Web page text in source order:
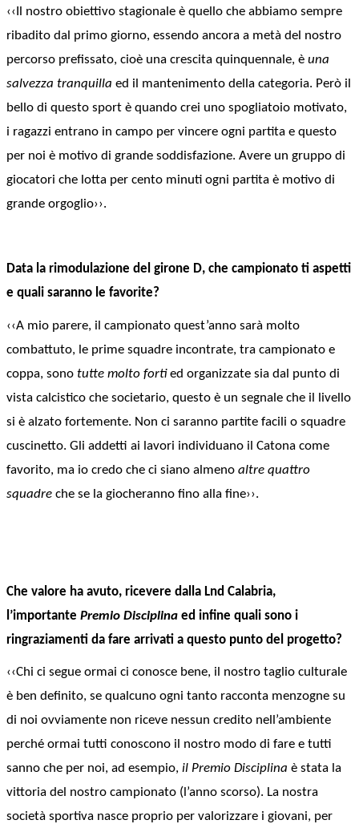
‹‹Il nostro obiettivo stagionale è quello che abbiamo sempre
ribadito dal primo giorno, essendo ancora a metà del nostro
percorso prefissato, cioè una crescita quinquennale, è una
salvezza tranquilla ed il mantenimento della categoria. Però il
bello di questo sport è quando crei uno spogliatoio motivato,
i ragazzi entrano in campo per vincere ogni partita e questo
per noi è motivo di grande soddisfazione. Avere un gruppo di
giocatori che lotta per cento minuti ogni partita è motivo di
grande orgoglio››.
Data la rimodulazione del girone D, che campionato ti aspetti
e quali saranno le favorite?
‹‹A mio parere, il campionato quest’anno sarà molto
combattuto, le prime squadre incontrate, tra campionato e
coppa, sono tutte molto fortied organizzate sia dal punto di
vista calcistico che societario, questo è un segnale che il livello
si è alzato fortemente. Non ci saranno partite facili o squadre
cuscinetto. Gli addetti ai lavori individuano il Catona come
favorito, ma io credo che ci siano almeno altre quattro
squadre che se la giocheranno fino alla fine››.
Che valore ha avuto, ricevere dalla Lnd Calabria,
l’importante Premio Disciplina ed infine quali sono i
ringraziamenti da fare arrivati a questo punto del progetto?
‹‹Chi ci segue ormai ci conosce bene, il nostro taglio culturale
è ben definito, se qualcuno ogni tanto racconta menzogne su
di noi ovviamente non riceve nessun credito nell’ambiente
perché ormai tutti conoscono il nostro modo di fare e tutti
sanno che per noi, ad esempio, il Premio Disciplina è stata la
vittoria del nostro campionato (l’anno scorso). La nostra
società sportiva nasce proprio per valorizzare i giovani, per